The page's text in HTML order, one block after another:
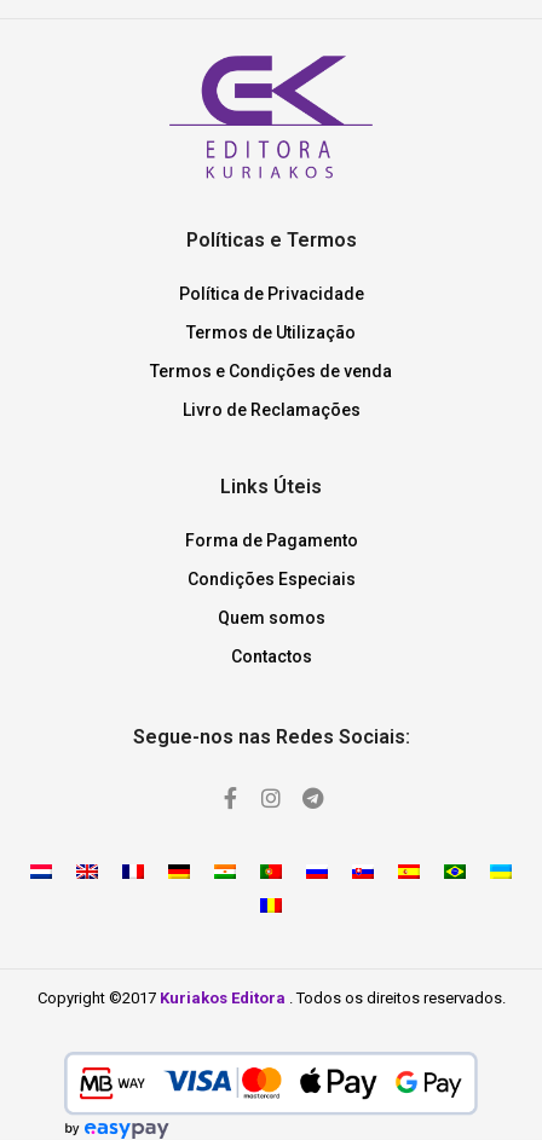
Políticas e Termos
Política de Privacidade
Termos de Utilização
Termos e Condições de venda
Livro de Reclamações
Links Úteis
Forma de Pagamento
Condições Especiais
Quem somos
Contactos
Segue-nos nas Redes Sociais:
Copyright ©2017 Kuriakos Editora . Todos os direitos reservados.